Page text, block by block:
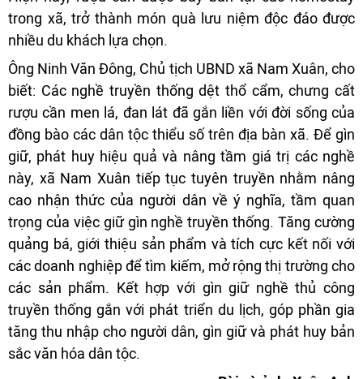
trong xã, trở thành món quà lưu niệm độc đáo được
nhiều du khách lựa chọn.
Ông Ninh Văn Đông, Chủ tịch UBND xã Nam Xuân, cho
biết: Các nghề truyền thống dệt thổ cẩm, chưng cất
rượu cần men lá, đan lát đã gắn liền với đời sống của
đồng bào các dân tộc thiểu số trên địa bàn xã. Để gìn
giữ, phát huy hiệu quả và nâng tầm giá trị các nghề
này, xã Nam Xuân tiếp tục tuyên truyền nhằm nâng
cao nhận thức của người dân về ý nghĩa, tầm quan
trọng của việc giữ gìn nghề truyền thống. Tăng cường
quảng bá, giới thiệu sản phẩm và tích cực kết nối với
các doanh nghiệp để tìm kiếm, mở rộng thị trường cho
các sản phẩm. Kết hợp với gìn giữ nghề thủ công
truyền thống gắn với phát triển du lịch, góp phần gia
tăng thu nhập cho người dân, gìn giữ và phát huy bản
sắc văn hóa dân tộc.